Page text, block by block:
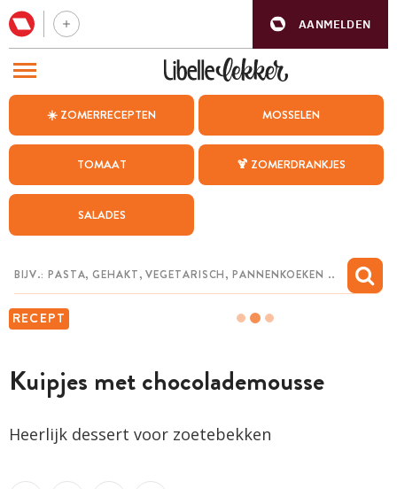
AANMELDEN
☀️ ZOMERRECEPTEN MOSSELEN
TOMAAT 🍹 ZOMERDRANKJES
SALADES
RECEPT
Kuipjes met chocolademousse
Heerlijk dessert voor zoetebekken
BEZOEK ONZE ANDERE WEBSITES
WEEKMENU
CHAT MET MAIA
MIJN BEWAARDE RECEPTEN